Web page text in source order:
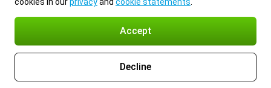
Accept
Decline